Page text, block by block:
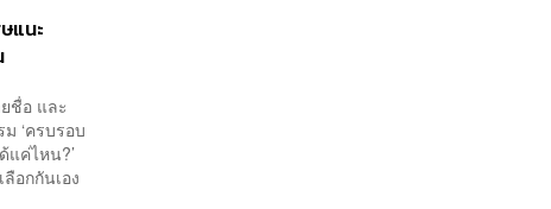
แนะ
ชื่อ และ
‘ครบรอบ
แค่ไหน?’
อกกันเอง